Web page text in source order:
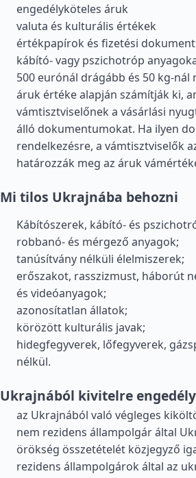
engedélyköteles áruk
valuta és kulturális értékek
értékpapírok és fizetési
kábító- vagy pszichotróp
500 eurónál drágább és 50 kg-nál
áruk értéke alapján számítják ki,
vámtisztviselőnek a vásárlási
álló dokumentumokat. Ha ilyen
rendelkezésre, a vámtisztviselők
határozzák meg az áruk
Mi tilos Ukrajnába behozni
Kábítószerek, kábító- és
robbanó- és mérgező anyagok;
tanúsítvány nélküli élelmiszerek;
erőszakot, rasszizmust, háborút
és videóanyagok;
azonosítatlan állatok;
körözött kulturális javak;
hidegfegyverek, lőfegyverek,
nélkül.
Ukrajnából kivitelre
az Ukrajnából való végleges
nem rezidens állampolgár által
örökség összetételét közjegyző
rezidens állampolgárok által az